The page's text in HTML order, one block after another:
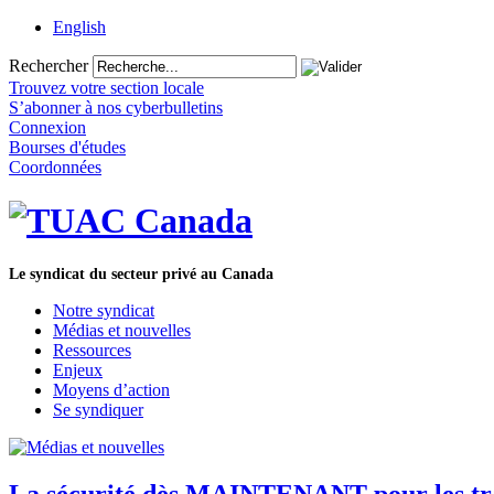
English
Rechercher
Trouvez votre section locale
S’abonner à nos cyberbulletins
Connexion
Bourses d'études
Coordonnées
Le syndicat du secteur privé au Canada
Notre syndicat
Médias et nouvelles
Ressources
Enjeux
Moyens d’action
Se syndiquer